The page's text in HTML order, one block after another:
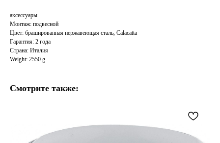
аксессуары
Монтаж: подвесной
Цвет: брашированная нержавеющая сталь, Calacatta
Гарантия: 2 года
Страна: Италия
Weight: 2550 g
Смотрите также: